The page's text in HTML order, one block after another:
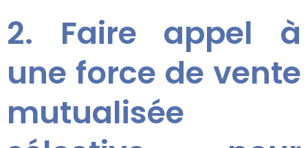
2. Faire appel à
une force de vente
mutualisée